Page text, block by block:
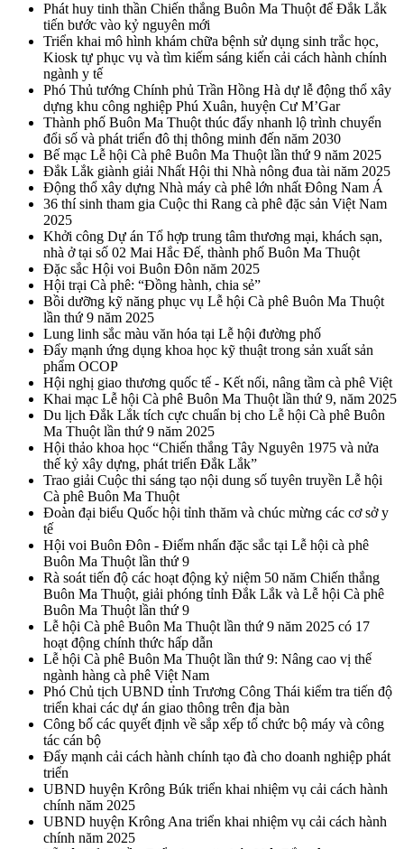
Phát huy tinh thần Chiến thắng Buôn Ma Thuột để Đắk Lắk
tiến bước vào kỷ nguyên mới
Triển khai mô hình khám chữa bệnh sử dụng sinh trắc học,
Kiosk tự phục vụ và tìm kiếm sáng kiến cải cách hành chính
ngành y tế
Phó Thủ tướng Chính phủ Trần Hồng Hà dự lễ động thổ xây
dựng khu công nghiệp Phú Xuân, huyện Cư M’Gar
Thành phố Buôn Ma Thuột thúc đẩy nhanh lộ trình chuyển
đổi số và phát triển đô thị thông minh đến năm 2030
Bế mạc Lễ hội Cà phê Buôn Ma Thuột lần thứ 9 năm 2025
Đắk Lắk giành giải Nhất Hội thi Nhà nông đua tài năm 2025
Động thổ xây dựng Nhà máy cà phê lớn nhất Đông Nam Á
36 thí sinh tham gia Cuộc thi Rang cà phê đặc sản Việt Nam
2025
Khởi công Dự án Tổ hợp trung tâm thương mại, khách sạn,
nhà ở tại số 02 Mai Hắc Đế, thành phố Buôn Ma Thuột
Đặc sắc Hội voi Buôn Đôn năm 2025
Hội trại Cà phê: “Đồng hành, chia sẻ”
Bồi dưỡng kỹ năng phục vụ Lễ hội Cà phê Buôn Ma Thuột
lần thứ 9 năm 2025
Lung linh sắc màu văn hóa tại Lễ hội đường phố
Đẩy mạnh ứng dụng khoa học kỹ thuật trong sản xuất sản
phẩm OCOP
Hội nghị giao thương quốc tế - Kết nối, nâng tầm cà phê Việt
Khai mạc Lễ hội Cà phê Buôn Ma Thuột lần thứ 9, năm 2025
Du lịch Đắk Lắk tích cực chuẩn bị cho Lễ hội Cà phê Buôn
Ma Thuột lần thứ 9 năm 2025
Hội thảo khoa học “Chiến thắng Tây Nguyên 1975 và nửa
thế kỷ xây dựng, phát triển Đắk Lắk”
Trao giải Cuộc thi sáng tạo nội dung số tuyên truyền Lễ hội
Cà phê Buôn Ma Thuột
Đoàn đại biểu Quốc hội tỉnh thăm và chúc mừng các cơ sở y
tế
Hội voi Buôn Đôn - Điểm nhấn đặc sắc tại Lễ hội cà phê
Buôn Ma Thuột lần thứ 9
Rà soát tiến độ các hoạt động kỷ niệm 50 năm Chiến thắng
Buôn Ma Thuột, giải phóng tỉnh Đắk Lắk và Lễ hội Cà phê
Buôn Ma Thuột lần thứ 9
Lễ hội Cà phê Buôn Ma Thuột lần thứ 9 năm 2025 có 17
hoạt động chính thức hấp dẫn
Lễ hội Cà phê Buôn Ma Thuột lần thứ 9: Nâng cao vị thế
ngành hàng cà phê Việt Nam
Phó Chủ tịch UBND tỉnh Trương Công Thái kiểm tra tiến độ
triển khai các dự án giao thông trên địa bàn
Công bố các quyết định về sắp xếp tổ chức bộ máy và công
tác cán bộ
Đẩy mạnh cải cách hành chính tạo đà cho doanh nghiệp phát
triển
UBND huyện Krông Búk triển khai nhiệm vụ cải cách hành
chính năm 2025
UBND huyện Krông Ana triển khai nhiệm vụ cải cách hành
chính năm 2025